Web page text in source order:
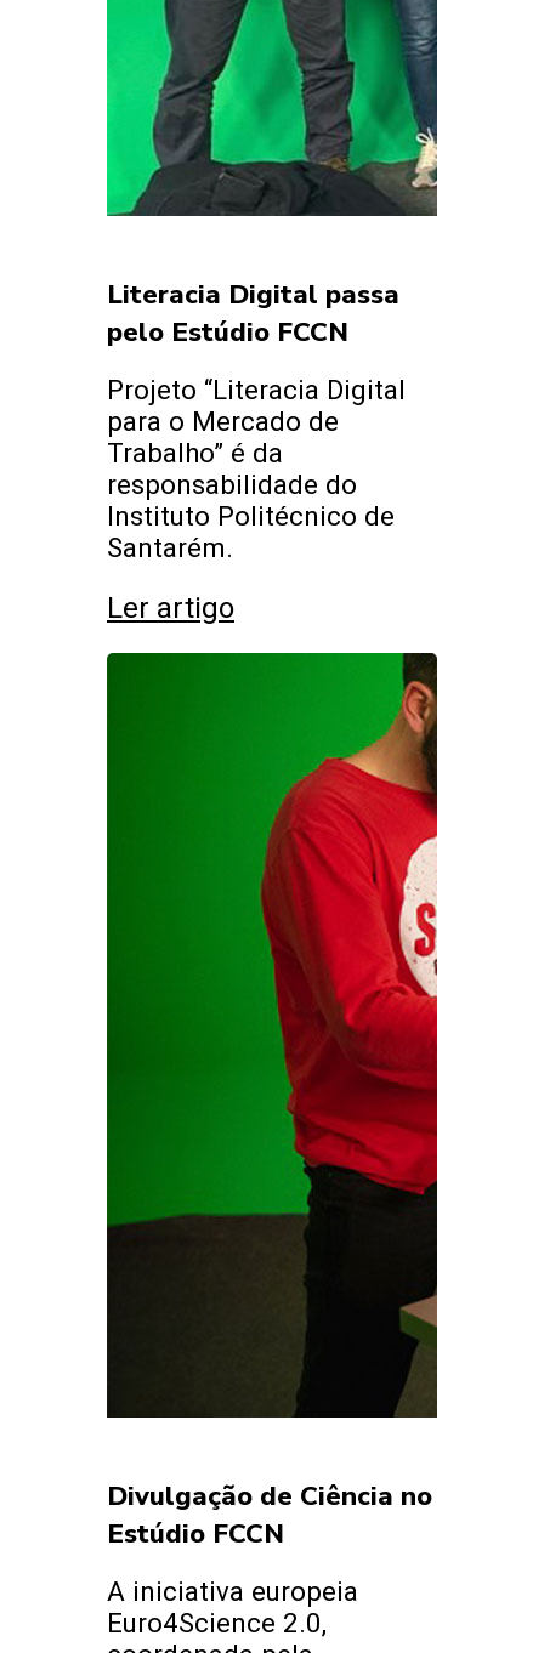
Literacia Digital passa
pelo Estúdio FCCN
Projeto “Literacia Digital
para o Mercado de
Trabalho” é da
responsabilidade do
Instituto Politécnico de
Santarém.
Ler artigo
Divulgação de Ciência no
Estúdio FCCN
A iniciativa europeia
Euro4Science 2.0,